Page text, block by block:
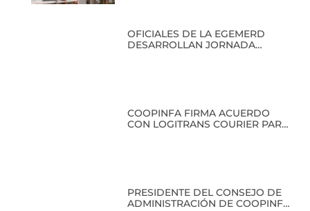
OFICIALES DE LA EGEMERD
DESARROLLAN JORNADA
COOPINFA FIRMA ACUERDO
CON LOGITRANS COURIER PARA
PRESIDENTE DEL CONSEJO DE
ADMINISTRACIÓN DE COOPINFA